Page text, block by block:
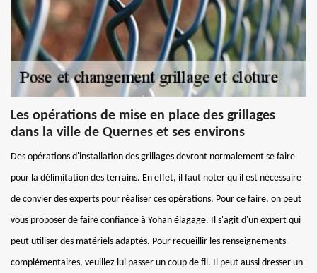
Les opérations de mise en place des grillages
dans la ville de Quernes et ses environs
Des opérations d'installation des grillages devront normalement se faire
pour la délimitation des terrains. En effet, il faut noter qu'il est nécessaire
de convier des experts pour réaliser ces opérations. Pour ce faire, on peut
vous proposer de faire confiance à Yohan élagage. Il s'agit d'un expert qui
peut utiliser des matériels adaptés. Pour recueillir les renseignements
complémentaires, veuillez lui passer un coup de fil. Il peut aussi dresser un